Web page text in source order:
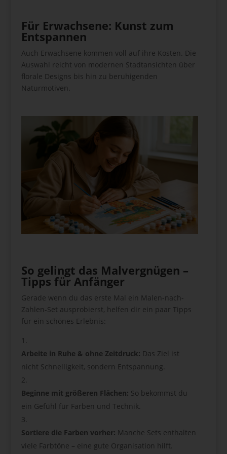
Für Erwachsene: Kunst zum
Entspannen
Auch Erwachsene kommen voll auf ihre Kosten. Die
Auswahl reicht von modernen Stadtansichten über
florale Designs bis hin zu beruhigenden
Naturmotiven.
So gelingt das Malvergnügen –
Tipps für Anfänger
Gerade wenn du das erste Mal ein Malen-nach-
Zahlen-Set ausprobierst, helfen dir ein paar Tipps
für ein schönes Erlebnis:
Arbeite in Ruhe & ohne Zeitdruck: Das Ziel ist
nicht Schnelligkeit, sondern Entspannung.
Beginne mit größeren Flächen: So bekommst du
ein Gefühl für Farben und Technik.
Sortiere die Farben vorher: Manche Sets enthalten
viele Farbtöne – eine gute Organisation hilft.